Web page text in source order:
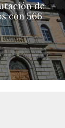
de
con 566